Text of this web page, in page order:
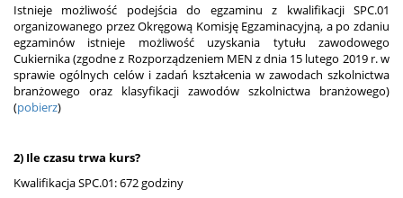
Istnieje możliwość podejścia do egzaminu z kwalifikacji SPC.01
organizowanego przez Okręgową Komisję Egzaminacyjną, a po zdaniu
egzaminów istnieje możliwość uzyskania tytułu zawodowego
Cukiernika (zgodne z Rozporządzeniem MEN z dnia 15 lutego 2019 r. w
sprawie ogólnych celów i zadań kształcenia w zawodach szkolnictwa
branżowego oraz klasyfikacji zawodów szkolnictwa branżowego)
(pobierz)
2) Ile czasu trwa kurs?
Kwalifikacja SPC.01: 672 godziny